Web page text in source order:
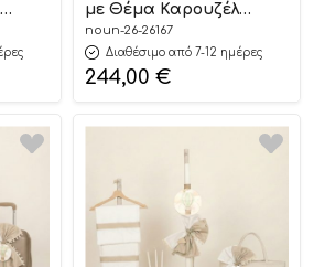
με Θέμα Καρουζέλ
Μπεζ-Offwhite 26167
noun-26-26167
Διαθέσιμο από 7-12 ημέρες
244,00 €